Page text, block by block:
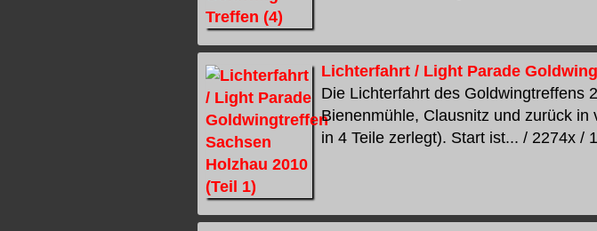
Lichterfahrt / Light Parade
Die Lichterfahrt des Goldwingtreffens
Bienenmühle, Clausnitz und zurück
in 4 Teile zerlegt). Start ist... / 2274x /